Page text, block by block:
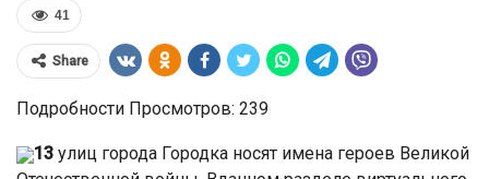
41
Share
Подробности Просмотров: 239
13 улиц города Городка носят имена героев Великой